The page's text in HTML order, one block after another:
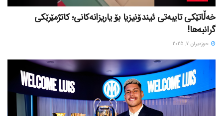
خەڵاتێکی تایبەتی ئیندۆنیزیا بۆ یاریزانەکانی؛ کاتژمێرێکی
گرانبەها!
حوزه‌یران 7, 2025